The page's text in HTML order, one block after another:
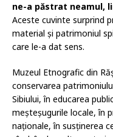
ne-a păstrat neamul,
Aceste cuvinte surprind
material și patrimoniul
care le-a dat sens.
Muzeul Etnografic din
conservarea
Sibiului, în educarea
meșteșugurile locale, în
naționale, în susținerea